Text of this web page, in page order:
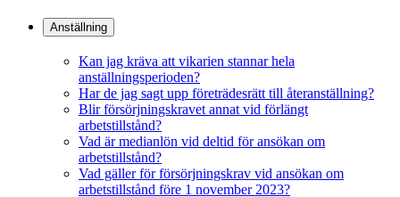
Anställning
Kan jag kräva att vikarien stannar hela
anställningsperioden?
Har de jag sagt upp företrädesrätt till återanställning?
Blir försörjningskravet annat vid förlängt
arbetstillstånd?
Vad är medianlön vid deltid för ansökan om
arbetstillstånd?
Vad gäller för försörjningskrav vid ansökan om
arbetstillstånd före 1 november 2023?